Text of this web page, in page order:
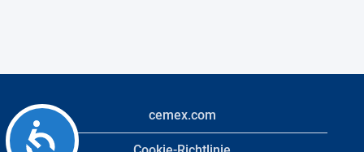
Accessibility
cemex.com